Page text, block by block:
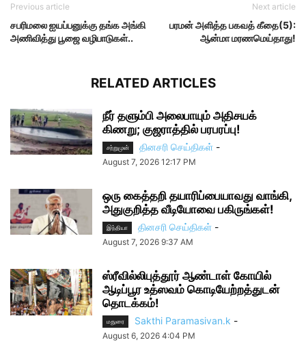
Previous article
சபரிமலை ஐயப்பனுக்கு தங்க அங்கி
அணிவித்து பூஜை வழிபாடுகள்..
Next article
பரமன் அளித்த பகவத் கீதை(5):
ஆன்மா மரணமெய்தாது!
RELATED ARTICLES
நீர் தளும்பி அலைபாயும் அதிசயக்
கிணறு; குஜராத்தில் பரபரப்பு!
சற்றுமுன் தினசரி செய்திகள் -
August 7, 2026 12:17 PM
ஒரு கைத்தறி தயாரிப்பையாவது வாங்கி,
அதுகுறித்த வீடியோவை பகிருங்கள்!
இந்தியா தினசரி செய்திகள் -
August 7, 2026 9:37 AM
ஸ்ரீவில்லிபுத்தூர் ஆண்டாள் கோயில்
ஆடிப்பூர உத்ஸவம் கொடியேற்றத்துடன்
தொடக்கம்!
மதுரை Sakthi Paramasivan.k -
August 6, 2026 4:04 PM